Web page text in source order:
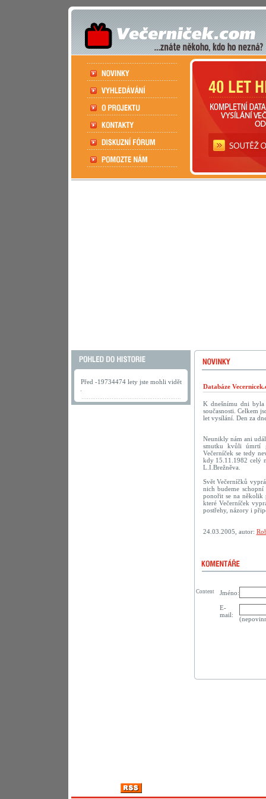
Před -19734474 lety jste mohli vidět
Databáze
K dnešnímu dni byla
současnosti. Celkem
let vysílání. Den za
Neunikly nám ani
smutku kvůli úmrtí
Večerníček se tedy
kdy 15.11.1982 celý
L.I.Brežněva.
Svět Večerníčků
nich budeme
ponořit se na několik
které Večerníček
postřehy, názory i
24.03.2005, autor:
Jméno:
E-
mail:
Content